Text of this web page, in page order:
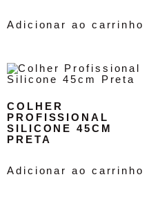
Adicionar ao carrinho
COLHER
PROFISSIONAL
SILICONE 45CM
PRETA
Adicionar ao carrinho